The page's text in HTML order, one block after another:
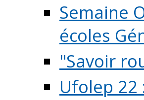
Semaine
écoles
"Savoir
Ufolep